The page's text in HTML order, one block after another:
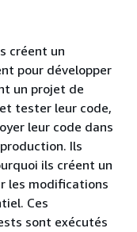
créent un
pour développer
un projet de
tester leur code,
leur code dans
Ils
ils créent un
les modifications
Ces
sont exécutés